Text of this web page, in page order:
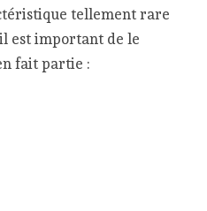
tellement rare
est important de le
fait partie :